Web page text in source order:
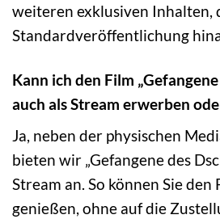
weiteren exklusiven Inhalten,
Standardveröffentlichung
Kann ich den Film
auch als Stream erwerben
Ja, neben der physischen
bieten wir „Gefangene des
Stream an. So können Sie
genießen, ohne auf die